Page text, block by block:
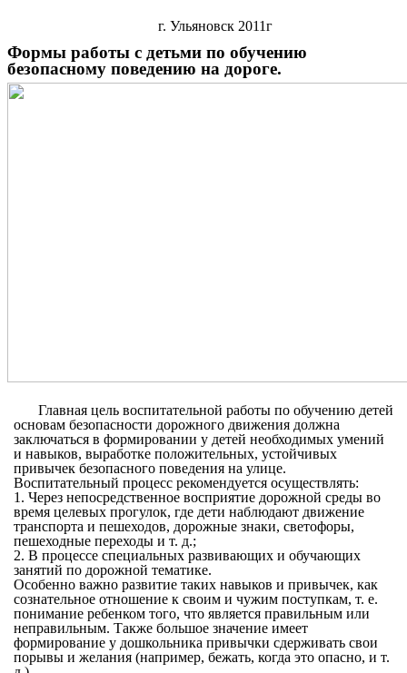
г. Ульяновск 2011г
Формы работы с детьми по обучению
безопасному поведению на дороге.
Главная цель воспитательной работы по обучению детей
основам безопасности дорожного движения должна
заключаться в формировании у детей необходимых умений
и навыков, выработке положительных, устойчивых
привычек безопасного поведения на улице.
Воспитательный процесс рекомендуется осуществлять:
1. Через непосредственное восприятие дорожной среды во
время целевых прогулок, где дети наблюдают движение
транспорта и пешеходов, дорожные знаки, светофоры,
пешеходные переходы и т. д.;
2. В процессе специальных развивающих и обучающих
занятий по дорожной тематике.
Особенно важно развитие таких навыков и привычек, как
сознательное отношение к своим и чужим поступкам, т. е.
понимание ребенком того, что является правильным или
неправильным. Также большое значение имеет
формирование у дошкольника привычки сдерживать свои
порывы и желания (например, бежать, когда это опасно, и т.